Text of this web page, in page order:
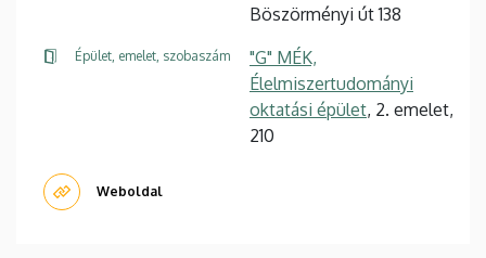
Böszörményi út 138
Épület, emelet, szobaszám
"G" MÉK,
Élelmiszertudományi
oktatási épület, 2. emelet,
210
Weboldal